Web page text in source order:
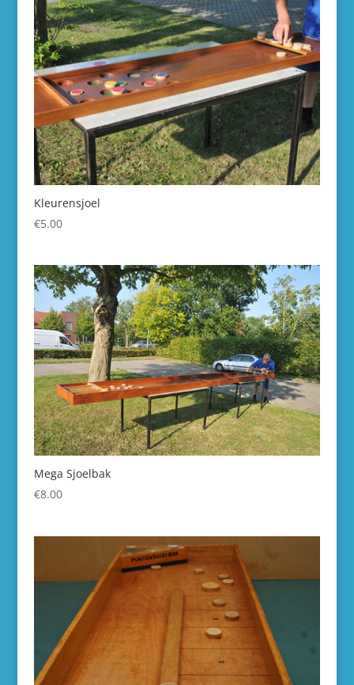
Kleurensjoel
€5.00
Mega Sjoelbak
€8.00